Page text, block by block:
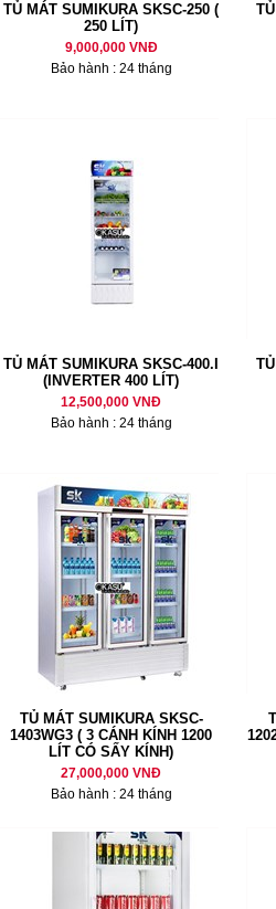
TỦ MÁT SUMIKURA SKSC-250 (
250 LÍT)
9,000,000 VNĐ
Bảo hành : 24 tháng
TỦ MÁT SUMIKURA SKSC-400.I
(INVERTER 400 LÍT)
12,500,000 VNĐ
Bảo hành : 24 tháng
TỦ MÁT SUMIKURA SKSC-
1403WG3 ( 3 CÁNH KÍNH 1200
LÍT CÓ SẤY KÍNH)
27,000,000 VNĐ
Bảo hành : 24 tháng